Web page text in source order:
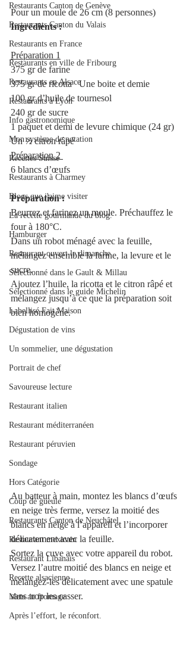
Restaurants Canton de Genève
Restaurants Canton du Valais
Restaurants en France
Restaurants en ville de Fribourg
Restaurants en Alsace
Restaurants à Lyon
Info gastronomique
Mon système de notation
Recettes Suisse
Restaurants à Charmey
Blogs que j'aime visiter
La recette gourmande du blog.
Hamburger
Restaurant ouvert le dimanche
Sélectionné dans le Gault & Millau
Sélectionné dans le guide Michelin
Labellisé Fait Maison
Dégustation de vins
Un sommelier, une dégustation
Portrait de chef
Savoureuse lecture
Restaurant italien
Restaurant méditerranéen
Restaurant péruvien
Sondage
Hors Catégorie
Coup de gueule
Restaurants Canton de Neuchâtel
Restaurant mexicain
Restaurant Libanais
Recette alsacienne
Mets au fromage
Après l’effort, le réconfort.
Pour un moule de 26 cm (8 personnes)
Ingrédients :
Préparation 1
375 gr de farine
375 gr de ricotta   Une boite et demie
100 gr d’huile de tournesol
240 gr de sucre
1 paquet et demi de levure chimique (24 gr)
Un ½ citron râpé
Préparation 2
6 blancs d’œufs
Préparation :
Beurrez et farinez un moule. Préchauffez le
four à 180°C.
Dans un robot ménagé avec la feuille,
mélangez ensemble la farine, la levure et le
sucre.
Ajoutez l’huile, la ricotta et le citron râpé et
mélangez jusqu’à ce que la préparation soit
bien homogène.
Au batteur à main, montez les blancs d’œufs
en neige très ferme, versez la moitié des
blancs en neige à l’appareil et l’incorporer
délicatement avec la feuille.
Sortez la cuve avec votre appareil du robot.
Versez l’autre moitié des blancs en neige et
mélangez-les délicatement avec une spatule
sans trop les casser.